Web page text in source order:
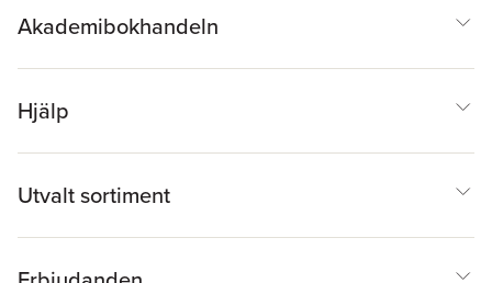
Akademibokhandeln
Hjälp
Utvalt sortiment